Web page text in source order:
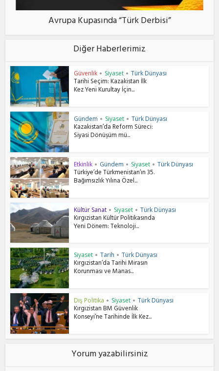
Avrupa Kupasında “Türk Derbisi”
Diğer Haberlerimiz
Güvenlik • Siyaset • Türk Dünyası
Tarihi Seçim: Kazakistan İlk
Kez Yeni Kurultay İçin...
Gündem • Siyaset • Türk Dünyası
Kazakistan’da Reform Süreci:
Siyasi Dönüşüm mü...
Etkinlik • Gündem • Siyaset • Türk Dünyası
Türkiye’de Türkmenistan’ın 35.
Bağımsızlık Yılına Özel...
Kültür Sanat • Siyaset • Türk Dünyası
Kırgızistan Kültür Politikasında
Yeni Dönem: Teknoloji...
Siyaset • Tarih • Türk Dünyası
Kırgızistan’da Tarihi Mirasın
Korunması ve Manas...
Dış Politika • Siyaset • Türk Dünyası
Kırgızistan BM Güvenlik
Konseyi’ne Tarihinde İlk Kez...
Yorum yazabilirsiniz